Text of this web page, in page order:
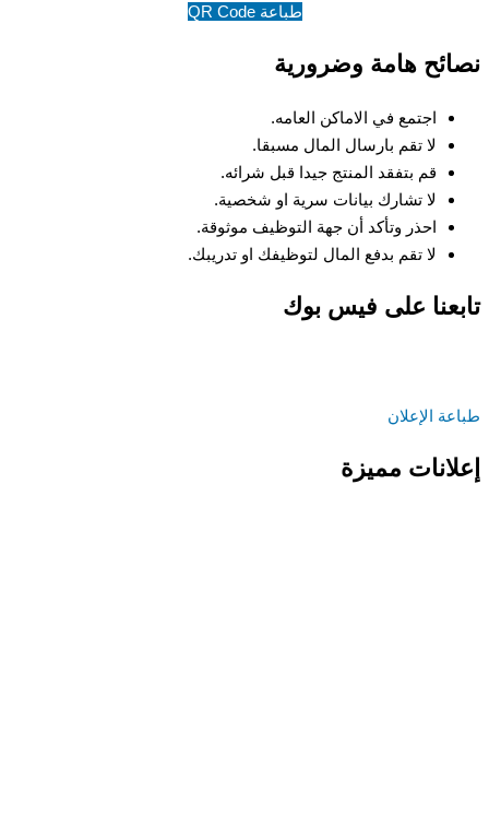
طباعة QR Code
نصائح هامة وضرورية
اجتمع في الاماكن العامه.
لا تقم بارسال المال مسبقا.
قم بتفقد المنتج جيدا قبل شرائه.
لا تشارك بيانات سرية او شخصية.
احذر وتأكد أن جهة التوظيف موثوقة.
لا تقم بدفع المال لتوظيفك او تدريبك.
تابعنا على فيس بوك
طباعة الإعلان
إعلانات مميزة